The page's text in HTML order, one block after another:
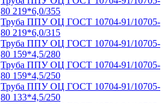
80 219*6,0/355
Труба ППУ ОЦ ГОСТ 10704-91/10705-
80 219*6,0/315
Труба ППУ ОЦ ГОСТ 10704-91/10705-
80 159*4,5/280
Труба ППУ ОЦ ГОСТ 10704-91/10705-
80 159*4,5/250
Труба ППУ ОЦ ГОСТ 10704-91/10705-
80 133*4,5/250